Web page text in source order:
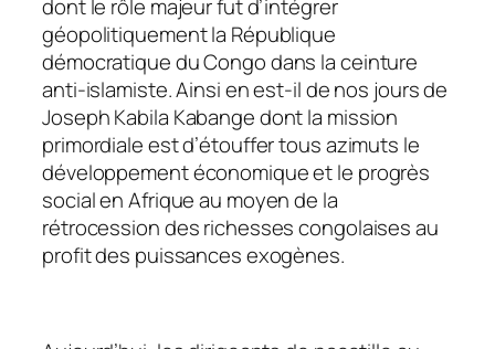
dont le rôle majeur fut d’intégrer
géopolitiquement la République
démocratique du Congo dans la ceinture
anti-islamiste. Ainsi en est-il de nos jours de
Joseph Kabila Kabange dont la mission
primordiale est d’étouffer tous azimuts le
développement économique et le progrès
social en Afrique au moyen de la
rétrocession des richesses congolaises au
profit des puissances exogènes.